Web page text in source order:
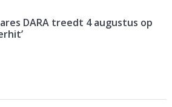
DARA treedt 4 augustus op